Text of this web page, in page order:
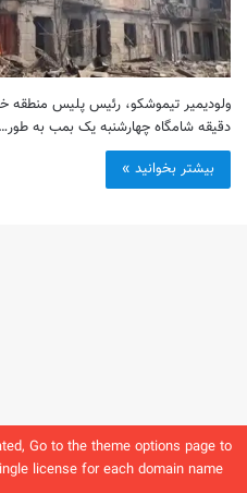
Go to the theme options page to
license for each domain name.
دقیقه شامگاه چهارشنبه یک بمب به طور…
بیشتر بخوانید »